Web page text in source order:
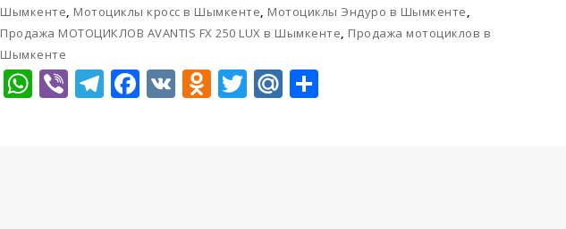
Шымкенте, Мотоциклы кросс в Шымкенте, Мотоциклы Эндуро в Шымкенте,
Продажа МОТОЦИКЛОВ AVANTIS FX 250 LUX в Шымкенте, Продажа мотоциклов в
Шымкенте
WhatsApp
ViberTelegram
Facebook
VKOdnoklassniki
TwitterMail.Ru